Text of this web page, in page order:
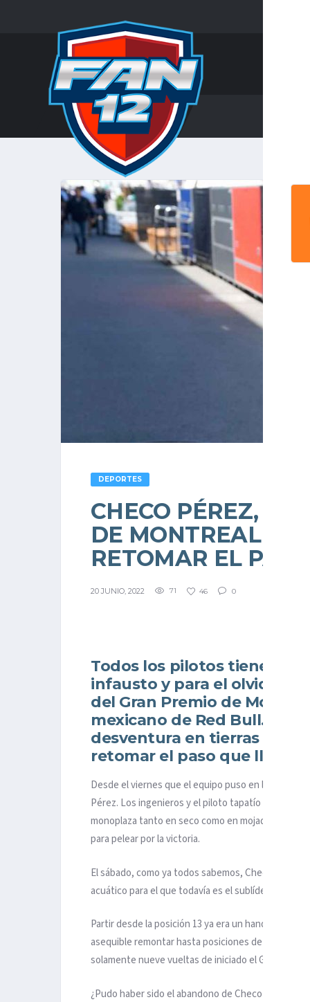
DEPORTES
CHECO PÉREZ, A
DE MONTREAL Y
RETOMAR EL PASO
20 JUNIO, 2022 71 46 0
Todos los pilotos tienen
infausto y para el olvido. El
del Gran Premio de
mexicano de Red Bull.
desventura en tierras
retomar el paso que llevaba.
Desde el viernes que el equipo puso en la pista el
Pérez. Los ingenieros y el piloto tapatío tuvieron
monoplaza tanto en seco como en mojado y
para pelear por la victoria.
El sábado, como ya todos sabemos, Checo Pérez
acuático para el que todavía es el sublíder del
Partir desde la posición 13 ya era un handicap
asequible remontar hasta posiciones de podio. La
solamente nueve vueltas de iniciado el GP de
¿Pudo haber sido el abandono de Checo Pérez